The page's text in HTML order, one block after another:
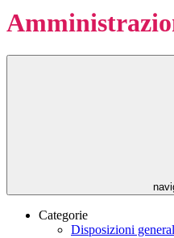
Categorie
Disposizioni